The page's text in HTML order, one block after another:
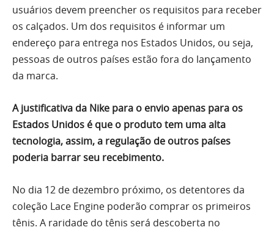
usuários devem preencher os requisitos para receber
os calçados. Um dos requisitos é informar um
endereço para entrega nos Estados Unidos, ou seja,
pessoas de outros países estão fora do lançamento
da marca.
A justificativa da Nike para o envio apenas para os
Estados Unidos é que o produto tem uma alta
tecnologia, assim, a regulação de outros países
poderia barrar seu recebimento.
No dia 12 de dezembro próximo, os detentores da
coleção Lace Engine poderão comprar os primeiros
tênis. A raridade do tênis será descoberta no